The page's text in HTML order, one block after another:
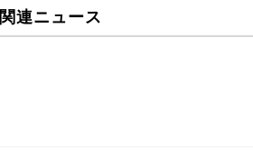
関連ニュース